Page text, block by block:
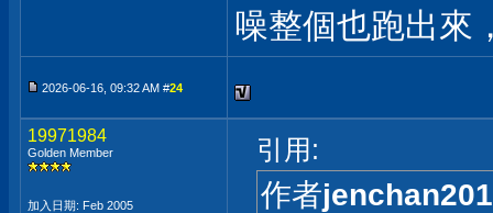
噪整個也跑出來
2026-06-16, 09:32 AM #24
19971984
Golden Member
加入日期: Feb 2005
引用:
作者jenchan201